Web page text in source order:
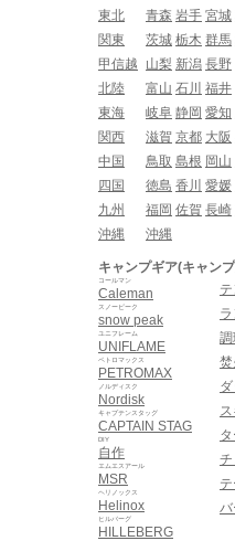
東北
青森 岩手 宮城
関東
茨城 栃木 群馬
甲信越
山梨 新潟 長野
北陸
富山 石川 福井
東海
岐阜 静岡 愛知
関西
滋賀 京都 大阪
中国
鳥取 島根 岡山
四国
徳島 香川 愛媛
九州
福岡 佐賀 長崎
沖縄
沖縄
キャンプギア(キャン
Caleman
コールマン
snow peak
スノーピーク
UNIFLAME
ユニフレーム
PETROMAX
ペトロマックス
Nordisk
ノルディスク
CAPTAIN STAG
キャプテンスタッグ
自作
DIY
MSR
エムエスアール
Helinox
ヘリノックス
HILLEBERG
ヒルバーグ
テ
焚
チ
バ